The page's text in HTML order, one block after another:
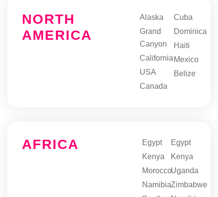
NORTH
AMERICA
Alaska
Grand
Canyon
California
USA
Canada
Cuba
Dominica
Haiti
Mexico
Belize
AFRICA
Egypt
Kenya
Morocco
Namibia
Egypt
Kenya
Uganda
Zimbabwe